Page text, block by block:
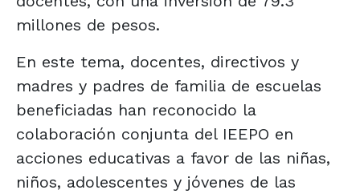
millones de pesos.
En este tema, docentes, directivos y
madres y padres de familia de escuelas
beneficiadas han reconocido la
colaboración conjunta del IEEPO en
acciones educativas a favor de las niñas,
niños, adolescentes y jóvenes de las